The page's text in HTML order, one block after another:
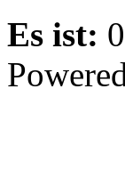
Es ist: